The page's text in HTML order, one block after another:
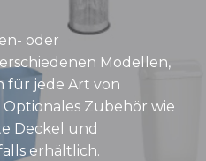
oder
Modellen,
für jede Art von
Zubehör wie
Deckel und
erhältlich.